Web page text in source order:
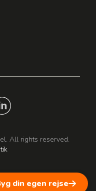
din egen rejse
All rights reserved.